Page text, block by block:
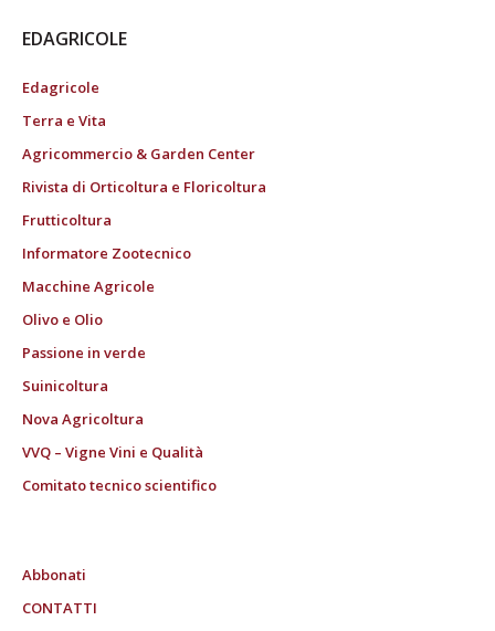
EDAGRICOLE
Edagricole
Terra e Vita
Agricommercio & Garden Center
Rivista di Orticoltura e Floricoltura
Frutticoltura
Informatore Zootecnico
Macchine Agricole
Olivo e Olio
Passione in verde
Suinicoltura
Nova Agricoltura
VVQ – Vigne Vini e Qualità
Comitato tecnico scientifico
Abbonati
CONTATTI